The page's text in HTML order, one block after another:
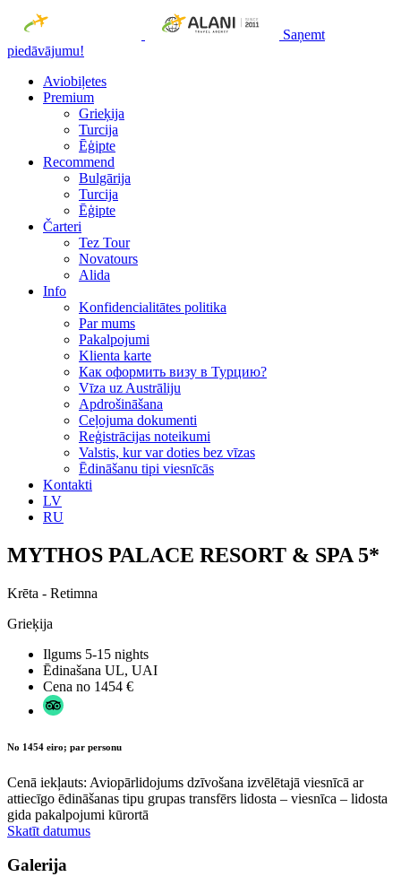
Saņemt
piedāvājumu!
Aviobiļetes
Premium
Grieķija
Turcija
Ēģipte
Recommend
Bulgārija
Turcija
Ēģipte
Čarteri
Tez Tour
Novatours
Alida
Info
Konfidencialitātes politika
Par mums
Рakalpojumi
Klienta karte
Как оформить визу в Турцию?
Vīza uz Austrāliju
Apdrošināšana
Ceļojuma dokumenti
Reģistrācijas noteikumi
Valstis, kur var doties bez vīzas
Ēdināšanu tipi viesnīcās
Kontakti
LV
RU
MYTHOS PALACE RESORT & SPA 5*
Krēta - Retimna
Grieķija
Ilgums 5-15 nights
Ēdinašana UL, UAI
Cena no 1454 €
No 1454 eiro; par personu
Cenā iekļauts: Aviopārlidojums dzīvošana izvēlētajā viesnīcā ar
attiecīgo ēdināšanas tipu grupas transfērs lidosta – viesnīca – lidosta
gida pakalpojumi kūrortā
Skatīt datumus
Galerija